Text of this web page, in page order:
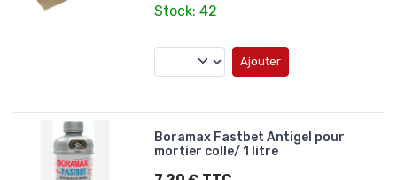
Stock: 42
Ajouter
Boramax Fastbet Antigel pour
mortier colle/ 1 litre